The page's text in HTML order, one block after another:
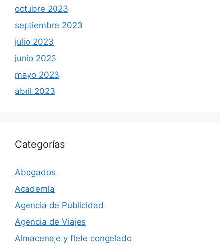
octubre 2023
septiembre 2023
julio 2023
junio 2023
mayo 2023
abril 2023
Categorías
Abogados
Academia
Agencia de Publicidad
Agencia de Viajes
Almacenaje y flete congelado